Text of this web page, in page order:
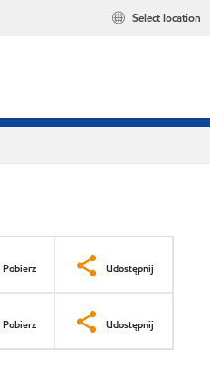
Select location
Pobierz Udostępnij
Pobierz Udostępnij